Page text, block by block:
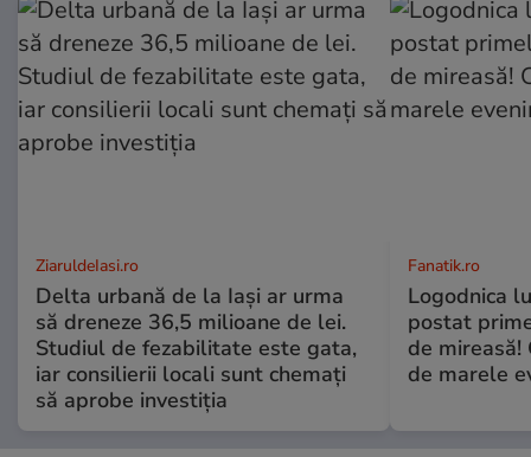
ZiaruldeIasi.ro
Delta urbană de la Iași ar urma
să dreneze 36,5 milioane de lei.
Studiul de fezabilitate este gata,
iar consilierii locali sunt chemați
să aprobe investiția
Fanatik.ro
Logodnica
postat
de
de marele